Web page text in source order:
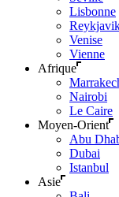
Lisbonne
Venise
Vienne
Afrique
Nairobi
Le Caire
Moyen-Orient
Abu
Dubai
Istanbul
Asie